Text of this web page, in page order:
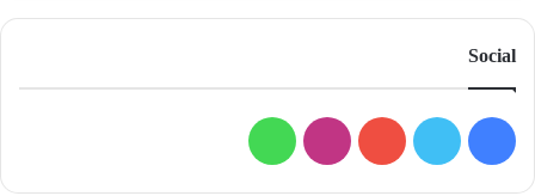
Social
فيسبوك
تويتر يوتيوبانستقرامواتساب